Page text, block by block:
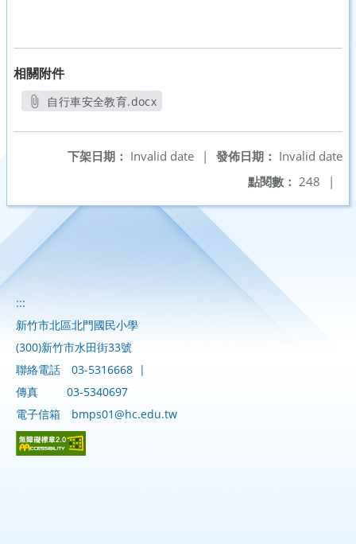
相關附件
自行車安全教育.docx
發佈日期： Invalid date
下架日期： Invalid date
|
點閱數： 248 |
:::
新竹市北區北門國民小學
(300)新竹市水田街33號
聯絡電話
03-5316668 |
傳真
03-5340697
電子信箱
bmps01@hc.edu.tw